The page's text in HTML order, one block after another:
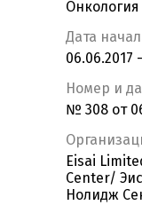
Онкология
Дата
06.06.2017
Номер и
№ 308 от
Eisai
Center/
Нолидж